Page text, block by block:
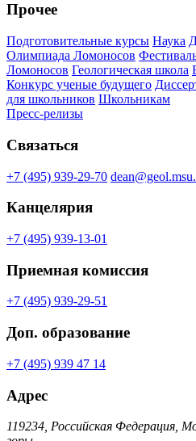
Прочее
Подготовительные курсы Наука
Олимпиада Ломоносов
Ломоносов Геологическая школа
Конкурс ученые будущего
для школьников Школьникам
Пресс-релизы
Связаться
+7 (495) 939-29-70
Канцелярия
+7 (495) 939-13-01
Приемная комиссия
+7 (495) 939-29-51
Доп. образование
+7 (495) 939 47 14
Адрес
119234, Российская Федерация,